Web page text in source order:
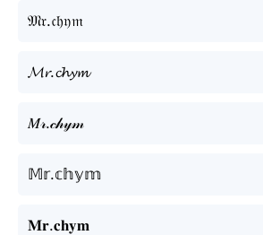
𝔐𝔯.𝔠𝔥𝔶𝔪
𝓜𝓻.𝓬𝓱𝔂𝓶
𝑀𝓇.𝒸𝒽𝓎𝓂
𝕄𝕣.𝕔𝕙𝕪𝕞
𝐌𝐫.𝐜𝐡𝐲𝐦